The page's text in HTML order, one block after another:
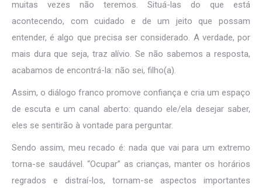
muitas vezes não teremos. Situá-las do que está
acontecendo, com cuidado e de um jeito que possam
entender, é algo que precisa ser considerado. A verdade, por
mais dura que seja, traz alívio. Se não sabemos a resposta,
acabamos de encontrá-la: não sei, filho(a).
Assim, o diálogo franco promove confiança e cria um espaço
de escuta e um canal aberto: quando ele/ela desejar saber,
eles se sentirão à vontade para perguntar.
Sendo assim, meu recado é: nada que vai para um extremo
torna-se saudável. “Ocupar” as crianças, manter os horários
regrados e distraí-los, tornam-se aspectos importantes